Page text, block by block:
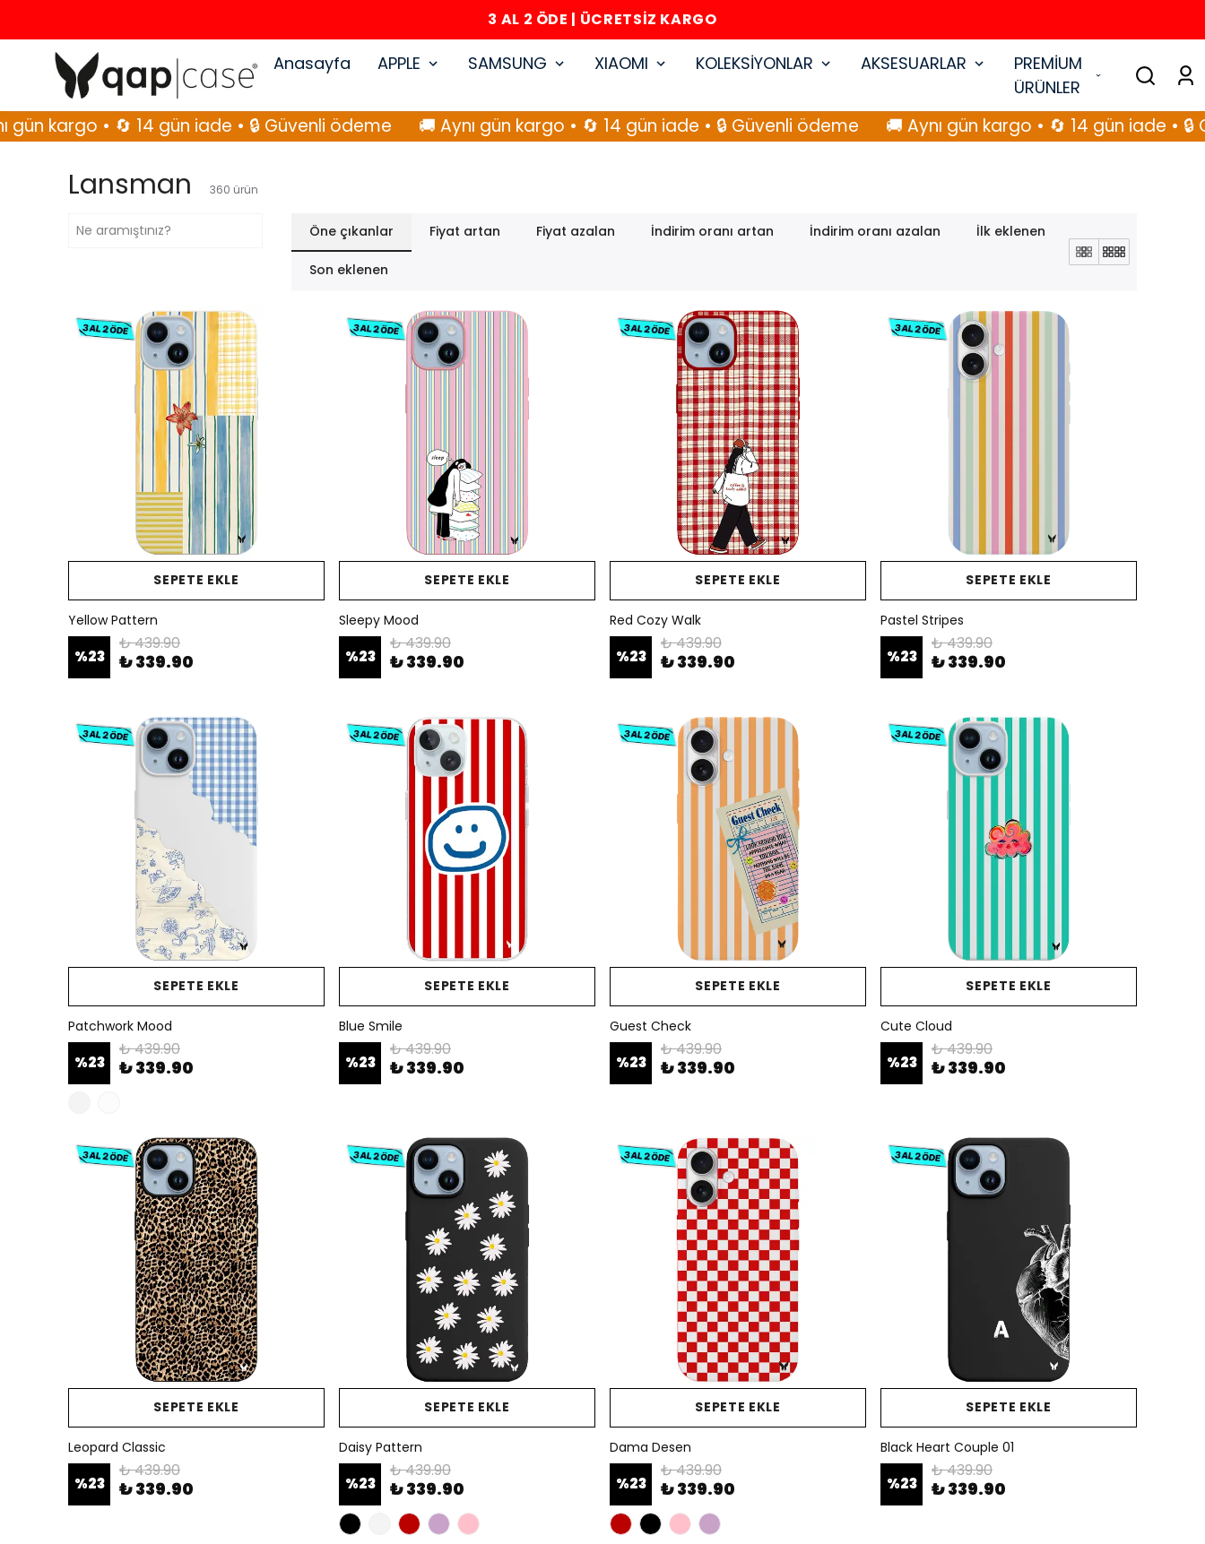
İLK SİPARİŞE ÖZEL SEPETTE %10 İNDİRİM
Anasayfa APPLE SAMSUNG XIAOMI KOLEKSİYONLAR AKSESUARLAR
PREMİUM
ÜRÜNLER
🔄 14 gün iade • 🔒 Güvenli ödeme 🚚 Aynı gün kargo • 🔄 14 gün iade • 🔒 Güvenli ödeme 🚚 Aynı gün kargo • 🔄 14 gün iade • 🔒 Güvenli
Lansman 360 ürün
Öne çıkanlar Fiyat artan Fiyat azalan İndirim oranı artan İndirim oranı azalan İlk eklenen
Son eklenen
SEPETE EKLE
Yellow Pattern
%23
₺ 439.90
₺ 339.90
SEPETE EKLE
Sleepy Mood
%23
₺ 439.90
₺ 339.90
SEPETE EKLE
Red Cozy Walk
%23
₺ 439.90
₺ 339.90
SEPETE EKLE
Pastel Stripes
%23
₺ 439.90
₺ 339.90
SEPETE EKLE
Patchwork Mood
%23
₺ 439.90
₺ 339.90
SEPETE EKLE
Blue Smile
%23
₺ 439.90
₺ 339.90
SEPETE EKLE
Guest Check
%23
₺ 439.90
₺ 339.90
SEPETE EKLE
Cute Cloud
%23
₺ 439.90
₺ 339.90
SEPETE EKLE
Leopard Classic
%23
₺ 439.90
₺ 339.90
SEPETE EKLE
Daisy Pattern
%23
₺ 439.90
₺ 339.90
SEPETE EKLE
Dama Desen
%23
₺ 439.90
₺ 339.90
SEPETE EKLE
Black Heart Couple 01
%23
₺ 439.90
₺ 339.90